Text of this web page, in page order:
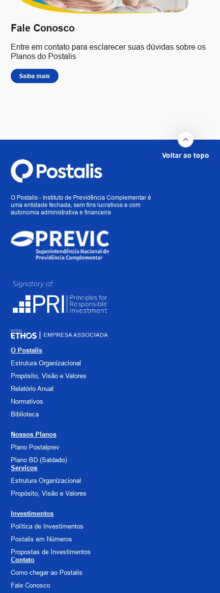
Fale Conosco
Entre em contato para esclarecer suas dúvidas sobre os
Planos do Postalis
Saiba mais
O Postalis - Instituto de Previdência Complementar é
uma entidade fechada, sem fins lucrativos e com
autonomia administrativa e financeira
O Postalis
Estrutura Organizacional
Propósito, Visão e Valores
Relatório Anual
Normativos
Biblioteca
Nossos Planos
Plano Postalprev
Plano BD (Saldado)
Serviços
Estrutura Organizacional
Propósito, Visão e Valores
Investimentos
Política de Investimentos
Postalis em Números
Propostas de Investimentos
Contato
Como chegar ao Postalis
Fale Conosco
Voltar ao topo